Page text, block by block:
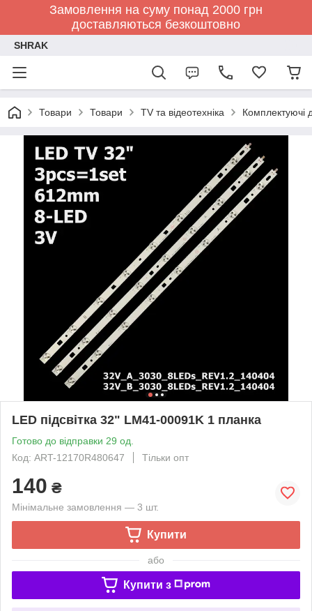
Замовлення на суму понад 2000 грн
доставляються безкоштовно
SHRAK
Товари Товари TV та відеотехніка Комплектуючі
LED підсвітка 32" LM41-00091K 1 планка
Готово до відправки 29 од.
Код: ART-12170R480647
Тільки опт
140 ₴
Мінімальне замовлення — 3 шт.
Купити
або
Купити з